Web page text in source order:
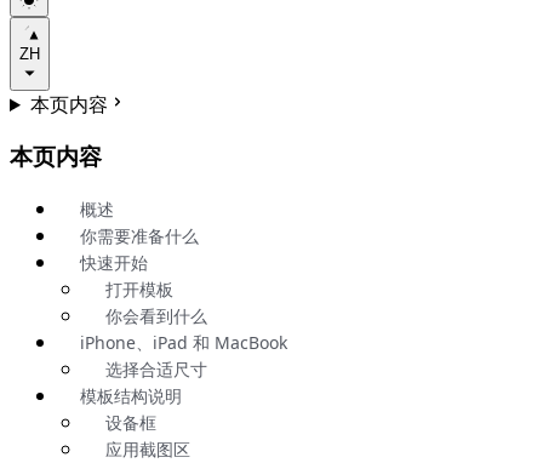
ZH
本页内容
本页内容
概述
你需要准备什么
快速开始
打开模板
你会看到什么
iPhone、iPad 和 MacBook
选择合适尺寸
模板结构说明
设备框
应用截图区